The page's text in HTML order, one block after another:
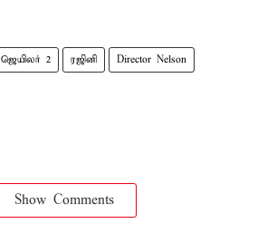
ஜெயிலர் 2 ரஜினி Director Nelson
Show Comments